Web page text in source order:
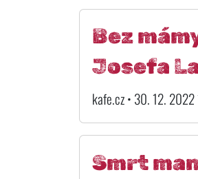
Bez
Josefa
kafe.cz • 30. 12. 2022
Smrt